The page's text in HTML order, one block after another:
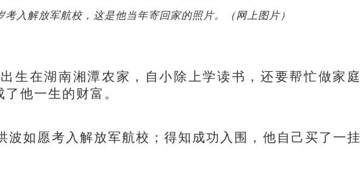
考入解放军航校，这是他当年寄回家的照片。（网上图片）
在湖南湘潭农家，自小除上学读书，还要帮忙做家庭
他一生的财富。
如愿考入解放军航校；得知成功入围，他自己买了一挂